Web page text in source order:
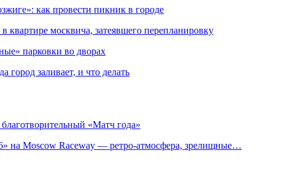
как провести пикник в городе
москвича, затеявшего перепланировку
парковки во дворах
город заливает, и что делать
«Матч года»
Moscow Raceway — ретро‑атмосфера, зрелищные…